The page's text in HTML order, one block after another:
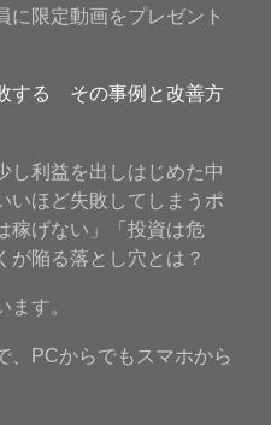
に限定動画をプレゼント
する その事例と改善方
し利益を出しはじめた中
いほど失敗してしまうポ
稼げない」「投資は危
が陥る落とし穴とは？
す。
、PCからでもスマホから